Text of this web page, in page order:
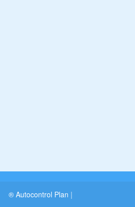
® Autocontrol Plan |